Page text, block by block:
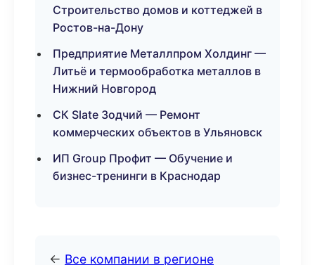
Строительство домов и коттеджей в
Ростов-на-Дону
Предприятие Металлпром Холдинг —
Литьё и термообработка металлов в
Нижний Новгород
СК Slate Зодчий — Ремонт
коммерческих объектов в Ульяновск
ИП Group Профит — Обучение и
бизнес-тренинги в Краснодар
← Все компании в регионе